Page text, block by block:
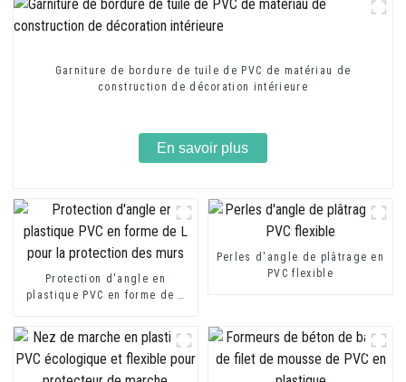
Garniture de bordure de tuile de PVC de matériau de
construction de décoration intérieure
En savoir plus
Protection d'angle en
plastique PVC en forme de L
Perles d'angle de plâtrage en
PVC flexible